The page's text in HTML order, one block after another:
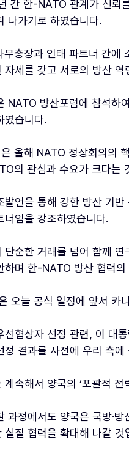
간 한-NATO 관계가 신뢰
나가기로 하였습니다.
총장과 인태 파트너 간에
자세를 갖고 서로의 방산
NATO 방산포럼에 참석하
였습니다.
올해 NATO 정상회의의
의 관심과 수요가 크다는
발언을 통해 강한 방산 기
너임을 강조하였습니다.
단순한 거래를 넘어 함께 연
하며 한-NATO 방산 협력
오늘 공식 일정에 앞서 카
선협상자 선정 관련, 이 대
정 결과를 사전에 우리 측에
속해서 양국의 ‘포괄적
과정에서도 양국은 국방·
실질 협력을 확대해 나갈 것